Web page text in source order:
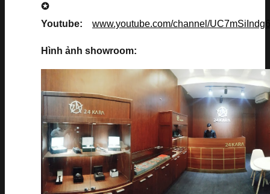
✪
Youtube: www.youtube.com/channel/
Hình ảnh showroom: